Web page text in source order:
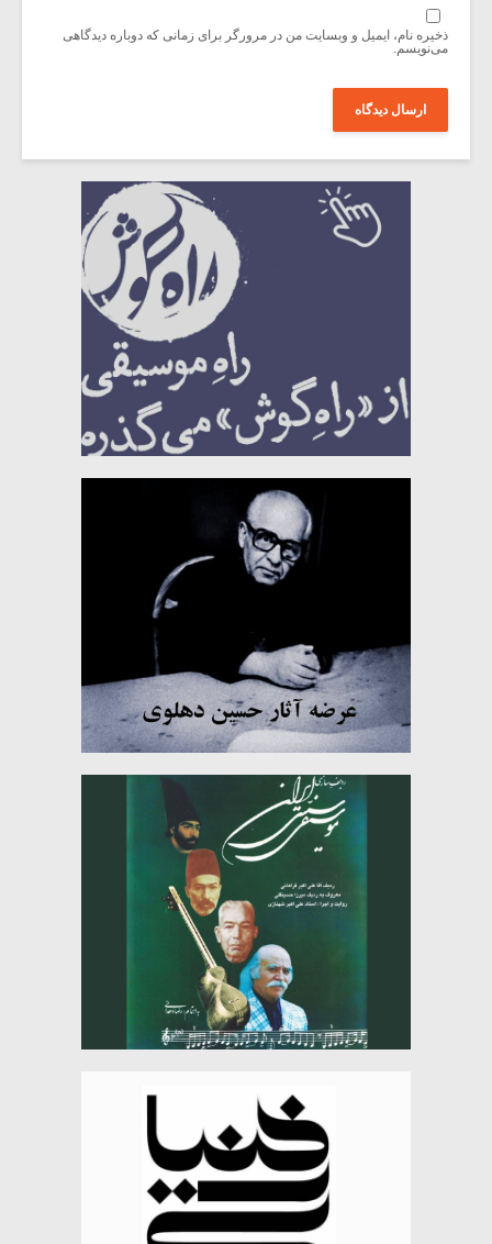
ذخیره نام، ایمیل و وبسایت من در مرورگر برای زمانی که دوباره دیدگاهی
می‌نویسم.